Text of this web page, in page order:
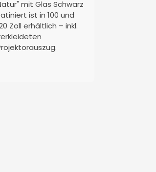
mit Glas Schwarz
ist in 100 und
Zoll erhältlich – inkl.